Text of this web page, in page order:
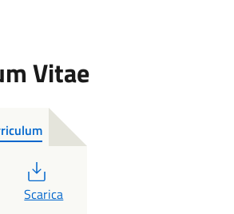
Vitae
PDF
Scarica